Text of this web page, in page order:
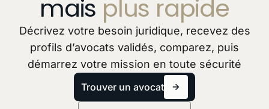
mais plus rapide
Décrivez votre besoin juridique, recevez des
profils d’avocats validés, comparez, puis
démarrez votre mission en toute sécurité
Trouver un avocat